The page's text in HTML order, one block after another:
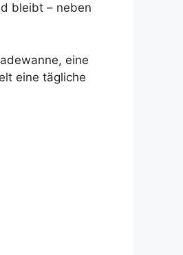
bleibt – neben
eine
eine tägliche